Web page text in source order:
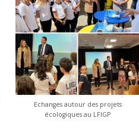
Echanges autour des projets
écologiques au LFIGP